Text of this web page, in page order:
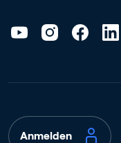
Anmelden